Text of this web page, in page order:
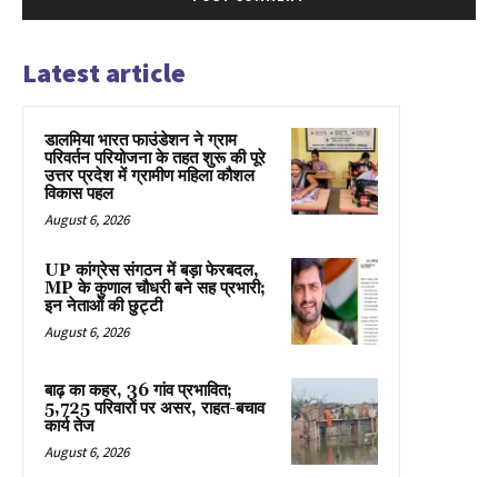
Latest article
डालमिया भारत फाउंडेशन ने ग्राम
परिवर्तन परियोजना के तहत शुरू की पूरे
उत्तर प्रदेश में ग्रामीण महिला कौशल
विकास पहल
August 6, 2026
UP कांग्रेस संगठन में बड़ा फेरबदल,
MP के कुणाल चौधरी बने सह प्रभारी;
इन नेताओं की छुट्टी
August 6, 2026
बाढ़ का कहर, 36 गांव प्रभावित;
5,725 परिवारों पर असर, राहत-बचाव
कार्य तेज
August 6, 2026